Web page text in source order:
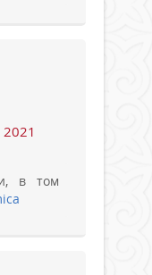
в том